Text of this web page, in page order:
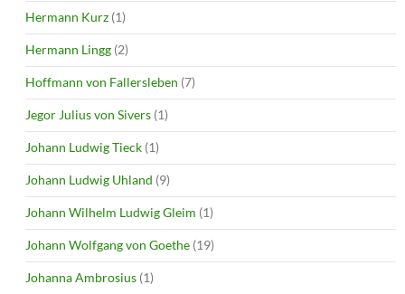
Hermann Kurz (1)
Hermann Lingg (2)
Hoffmann von Fallersleben (7)
Jegor Julius von Sivers (1)
Johann Ludwig Tieck (1)
Johann Ludwig Uhland (9)
Johann Wilhelm Ludwig Gleim (1)
Johann Wolfgang von Goethe (19)
Johanna Ambrosius (1)